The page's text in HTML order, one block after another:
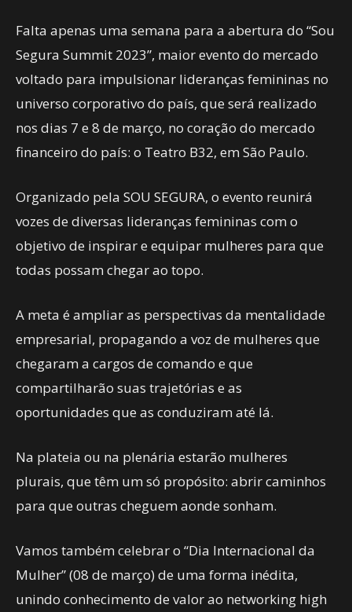
Falta apenas uma semana para a abertura do “Sou
Segura Summit 2023”, maior evento do mercado
voltado para impulsionar lideranças femininas no
universo corporativo do país, que será realizado
nos dias 7 e 8 de março, no coração do mercado
financeiro do país: o Teatro B32, em São Paulo.
Organizado pela SOU SEGURA, o evento reunirá
vozes de diversas lideranças femininas com o
objetivo de inspirar e equipar mulheres para que
todas possam chegar ao topo.
A meta é ampliar as perspectivas da mentalidade
empresarial, propagando a voz de mulheres que
chegaram a cargos de comando e que
compartilharão suas trajetórias e as
oportunidades que as conduziram até lá.
Na plateia ou na plenária estarão mulheres
plurais, que têm um só propósito: abrir caminhos
para que outras cheguem aonde sonham.
Vamos também celebrar o “Dia Internacional da
Mulher” (08 de março) de uma forma inédita,
unindo conhecimento de valor ao networking high